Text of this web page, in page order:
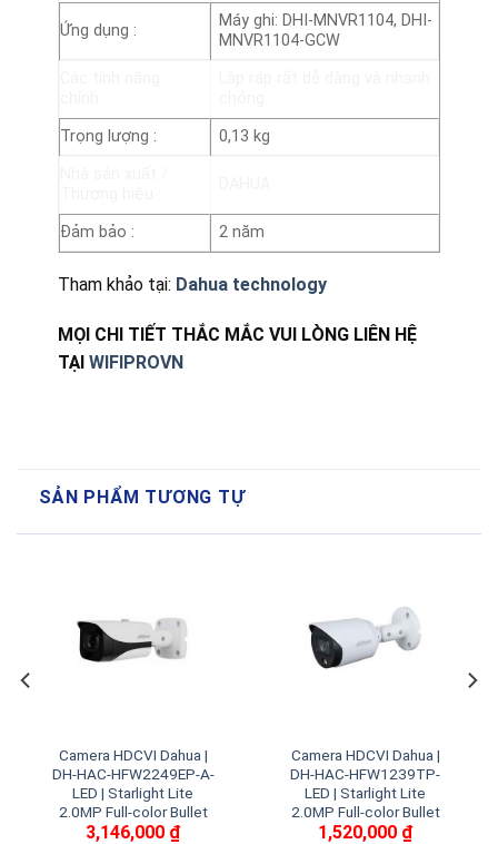
Ứng dụng :
Máy ghi: DHI-MNVR1104, DHI-
MNVR1104-GCW
Trọng lượng :
0,13 kg
Đảm bảo : 2 năm
Tham khảo tại: Dahua technology
MỌI CHI TIẾT THẮC MẮC VUI LÒNG LIÊN HỆ
TẠI WIFIPROVN
SẢN PHẨM TƯƠNG TỰ
Camera HDCVI Dahua |
DH-HAC-HFW2249EP-A-
LED | Starlight Lite
2.0MP Full-color Bullet
3,146,000 ₫
Camera HDCVI Dahua |
DH-HAC-HFW1239TP-
LED | Starlight Lite
2.0MP Full-color Bullet
1,520,000 ₫